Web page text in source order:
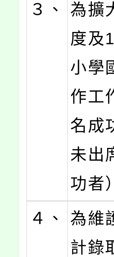
３、
為擴
度及
小學
作工
名成
未出
功者
４、
為維
計錄